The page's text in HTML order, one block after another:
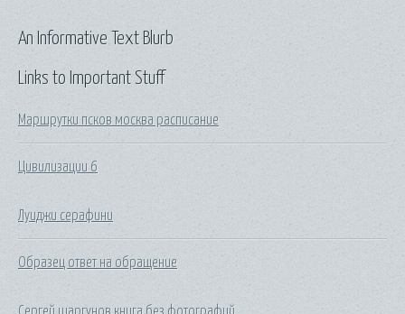
Links to Important Stuff
Маршрутки псков москва расписание
Цивилизации 6
Луиджи серафини
Образец ответ на обращение
Сергей шаргунов книга без фотографий
An Informative Text Blurb